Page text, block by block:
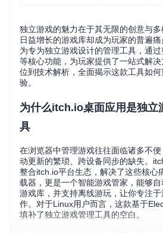
独立游戏的魅力在于其无限的创意与
日益增长的游戏库却成为玩家的普遍
为专为独立游戏设计的管理工具，通
等核心功能，为玩家提供了一站式解
位到技术解析，全面揭示这款工具如
验。
为什么itch.io桌面应用是独立
具
在浏览器中管理游戏往往面临诸多不
动更新的繁琐、跨设备同步的缺失。
整合itch.io平台生态，解决了这些核心
载器，更是一个智能游戏管家，能够
游戏库，并支持离线游玩，让你专注
作。对于Linux用户而言，这款基于
填补了独立游戏管理工具的空白。